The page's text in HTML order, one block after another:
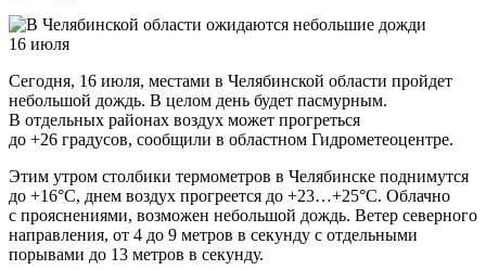
Сегодня, 16 июля, местами в Челябинской области пройдет
небольшой дождь. В целом день будет пасмурным.
В отдельных районах воздух может прогреться
до +26 градусов, сообщили в областном Гидрометеоцентре.
Этим утром столбики термометров в Челябинске поднимутся
до +16°C, днем воздух прогреется до +23…+25°C. Облачно
с прояснениями, возможен небольшой дождь. Ветер северного
направления, от 4 до 9 метров в секунду с отдельными
порывами до 13 метров в секунду.